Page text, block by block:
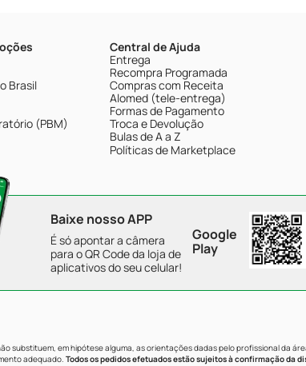
Brasil
(PBM)
Central de Ajuda
Entrega
Recompra Programada
Compras com Receita
Alomed (tele-entrega)
Formas de Pagamento
Troca e Devolução
Bulas de A a Z
Políticas de Marketplace
Baixe nosso APP
É só apontar a câmera
para o QR Code da loja de
aplicativos do seu celular!
Google
Play
substituem, em hipótese alguma, as orientações dadas pelo profissional da
adequado. Todos os pedidos efetuados estão sujeitos à confirmação da